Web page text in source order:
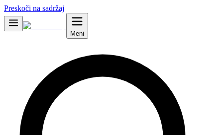
Preskoči na sadržaj
Meni